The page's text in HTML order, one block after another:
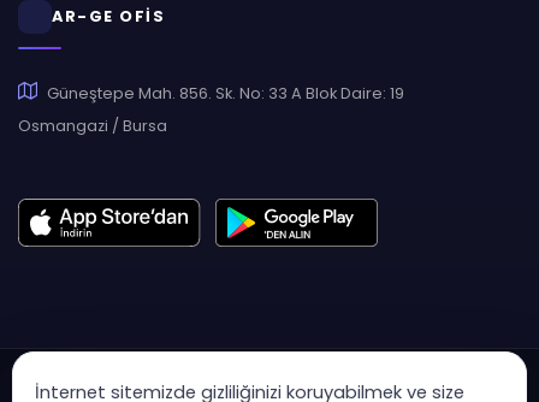
AR-GE OFİS
Güneştepe Mah. 856. Sk. No: 33 A Blok Daire: 19
Osmangazi / Bursa
İnternet sitemizde gizliliğinizi koruyabilmek ve size